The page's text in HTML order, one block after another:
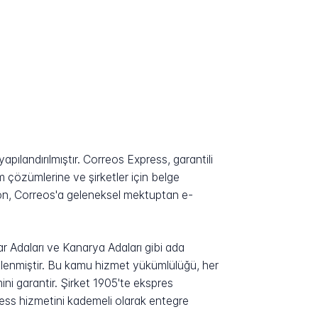
Correos Express, garantili
çözümlerine ve şirketler için belge
Correos'a geleneksel mektuptan e-
ve Kanarya Adaları gibi ada
Bu kamu hizmet yükümlülüğü, her
garantir. Şirket 1905'te ekspres
hizmetini kademeli olarak entegre